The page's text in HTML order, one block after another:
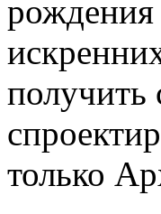
рождения
получить
только